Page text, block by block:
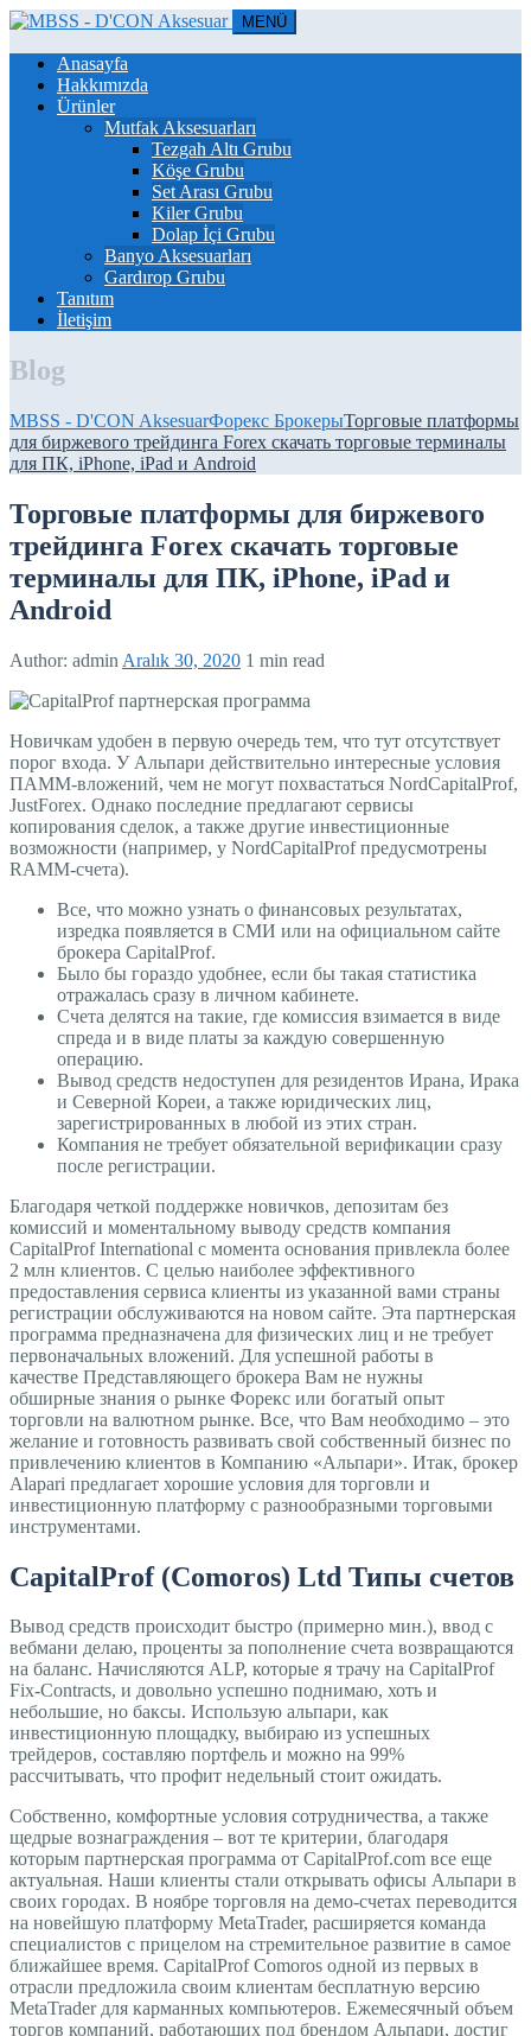
MENÜ
Anasayfa
Hakkımızda
Ürünler
Mutfak Aksesuarları
Tezgah Altı Grubu
Köşe Grubu
Set Arası Grubu
Kiler Grubu
Dolap İçi Grubu
Banyo Aksesuarları
Gardırop Grubu
Tanıtım
İletişim
Blog
MBSS - D'CON AksesuarФорекс БрокерыТорговые платформы
для биржевого трейдинга Forex скачать торговые терминалы
для ПК, iPhone, iPad и Android
Торговые платформы для биржевого
трейдинга Forex скачать торговые
терминалы для ПК, iPhone, iPad и
Android
Author: admin Aralık 30, 2020 1 min read
Новичкам удобен в первую очередь тем, что тут отсутствует
порог входа. У Альпари действительно интересные условия
ПАММ-вложений, чем не могут похвастаться NordCapitalProf,
JustForex. Однако последние предлагают сервисы
копирования сделок, а также другие инвестиционные
возможности (например, у NordCapitalProf предусмотрены
RAMM-счета).
Все, что можно узнать о финансовых результатах,
изредка появляется в СМИ или на официальном сайте
брокера CapitalProf.
Было бы гораздо удобнее, если бы такая статистика
отражалась сразу в личном кабинете.
Счета делятся на такие, где комиссия взимается в виде
спреда и в виде платы за каждую совершенную
операцию.
Вывод средств недоступен для резидентов Ирана, Ирака
и Северной Кореи, а также юридических лиц,
зарегистрированных в любой из этих стран.
Компания не требует обязательной верификации сразу
после регистрации.
Благодаря четкой поддержке новичков, депозитам без
комиссий и моментальному выводу средств компания
CapitalProf International с момента основания привлекла более
2 млн клиентов. С целью наиболее эффективного
предоставления сервиса клиенты из указанной вами страны
регистрации обслуживаются на новом сайте. Эта партнерская
программа предназначена для физических лиц и не требует
первоначальных вложений. Для успешной работы в
качестве Представляющего брокера Вам не нужны
обширные знания о рынке Форекс или богатый опыт
торговли на валютном рынке. Все, что Вам необходимо – это
желание и готовность развивать свой собственный бизнес по
привлечению клиентов в Компанию «Альпари». Итак, брокер
Alapari предлагает хорошие условия для торговли и
инвестиционную платформу с разнообразными торговыми
инструментами.
CapitalProf (Comoros) Ltd Типы счетов
Вывод средств происходит быстро (примерно мин.), ввод с
вебмани делаю, проценты за пополнение счета возвращаются
на баланс. Начисляются ALP, которые я трачу на CapitalProf
Fix-Contracts, и довольно успешно поднимаю, хоть и
небольшие, но баксы. Использую альпари, как
инвестиционную площадку, выбираю из успешных
трейдеров, составляю портфель и можно на 99%
рассчитывать, что профит недельный стоит ожидать.
Собственно, комфортные условия сотрудничества, а также
щедрые вознаграждения – вот те критерии, благодаря
которым партнерская программа от CapitalProf.com все еще
актуальная. Наши клиенты стали открывать офисы Альпари в
своих городах. В ноябре торговля на демо-счетах переводится
на новейшую платформу MetaTrader, расширяется команда
специалистов с прицелом на стремительное развитие в самое
ближайшее время. CapitalProf Comoros одной из первых в
отрасли предложила своим клиентам бесплатную версию
MetaTrader для карманных компьютеров. Ежемесячный объем
торгов компаний, работающих под брендом Альпари, достиг